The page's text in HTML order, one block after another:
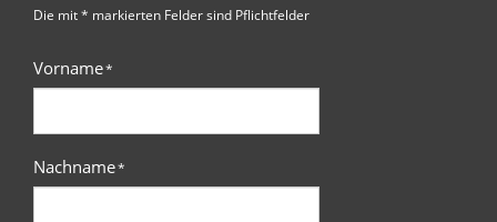
Die mit * markierten Felder sind Pflichtfelder
Vorname*
Nachname*